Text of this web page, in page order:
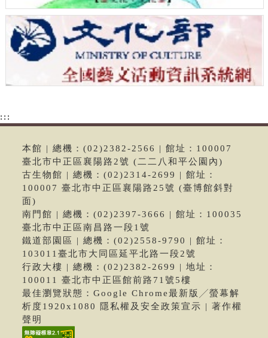
:::
本館 | 總機：(02)2382-2566 | 館址：100007
臺北市中正區襄陽路2號 (二二八和平公園內)
古生物館 | 總機：(02)2314-2699 | 館址：
100007 臺北市中正區襄陽路25號 (臺博館斜對
面)
南門館 | 總機：(02)2397-3666 | 館址：100035
臺北市中正區南昌路一段1號
鐵道部園區 | 總機：(02)2558-9790 | 館址：
103011臺北市大同區延平北路一段2號
行政大樓 | 總機：(02)2382-2699 | 地址：
100011 臺北市中正區館前路71號5樓
最佳瀏覽狀態：Google Chrome最新版╱螢幕解
析度1920x1080 隱私權及安全政策宣示 | 著作權
聲明